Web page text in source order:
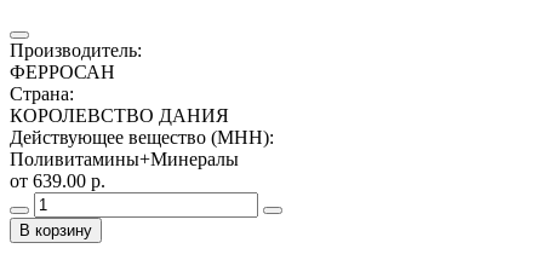
Производитель:
ФЕРРОСАН
Страна:
КОРОЛЕВСТВО ДАНИЯ
Действующее вещество (МНН):
Поливитамины+Минералы
от 639.00 р.
В корзину